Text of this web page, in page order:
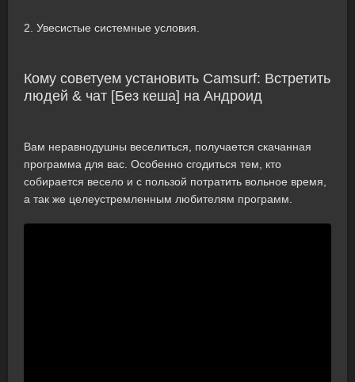
2. Увесистые системные условия.
Кому советуем установить Camsurf: Встретить
людей & чат [Без кеша] на Андроид
Вам неравнодушны веселиться, получается скачанная
программа для вас. Особенно сгодиться тем, кто
собирается весело и с пользой потратить вольное время,
а так же целеустремленным любителям программ.